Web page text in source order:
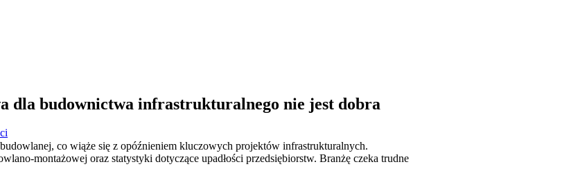
dla budownictwa infrastrukturalnego nie jest dobra
co wiąże się z opóźnieniem kluczowych projektów infrastrukturalnych.
montażowej oraz statystyki dotyczące upadłości przedsiębiorstw. Branżę czeka trudne